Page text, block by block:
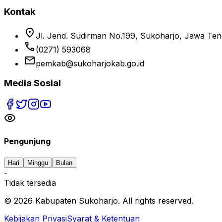
Kontak
location_on Jl. Jend. Sudirman No.199, Sukoharjo, Jawa
phone (0271) 593068
emailpemkab@sukoharjokab.go.id
Media Sosial
Pengunjung
Hari Minggu Bulan
-
Tidak tersedia
© 2026 Kabupaten Sukoharjo. All rights reserved.
Kebijakan PrivasiSyarat & Ketentuan